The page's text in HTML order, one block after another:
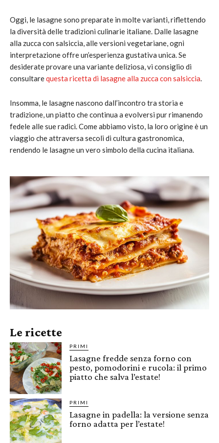
Oggi, le lasagne sono preparate in molte varianti, riflettendo
la diversità delle tradizioni culinarie italiane. Dalle lasagne
alla zucca con salsiccia, alle versioni vegetariane, ogni
interpretazione offre un’esperienza gustativa unica. Se
desiderate provare una variante deliziosa, vi consiglio di
consultarequesta ricetta di lasagne alla zucca con salsiccia.
Insomma, le lasagne nascono dall’incontro tra storia e
tradizione, un piatto che continua a evolversi pur rimanendo
fedele alle sue radici. Come abbiamo visto, la loro origine è un
viaggio che attraversa secoli di cultura gastronomica,
rendendo le lasagne un vero simbolo della cucina italiana.
Le ricette
PRIMI
Lasagne fredde senza forno con
pesto, pomodorini e rucola: il primo
piatto che salva l’estate!
PRIMI
Lasagne in padella: la versione senza
forno adatta per l’estate!